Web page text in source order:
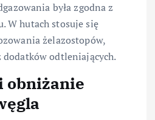
była zgodna z
W hutach stosuje się
żelazostopów,
odtleniających.
obniżanie